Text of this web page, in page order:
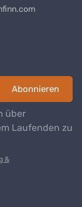
Abonnieren
über
Laufenden zu
&